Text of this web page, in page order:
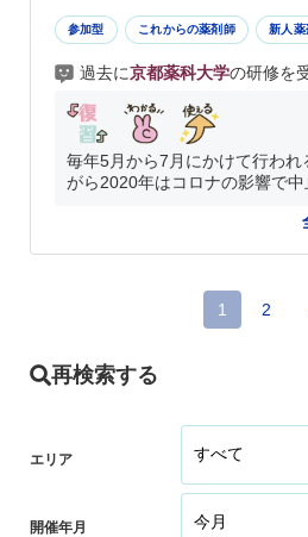
参加型 これからの薬剤師 新人薬
過去に京都薬科大学の研修を
毎年5月から7月にかけて行われ
がら2020年はコロナの影響で中
1 2
再検索する
エリア
開催年月